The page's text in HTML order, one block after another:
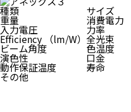
種類
サイズ
重量 消費電力
入力電圧 力率
Efficiency （lm/W） 全光束
ビーム角度 色温度
演色性 口金
動作保証温度 寿命
その他